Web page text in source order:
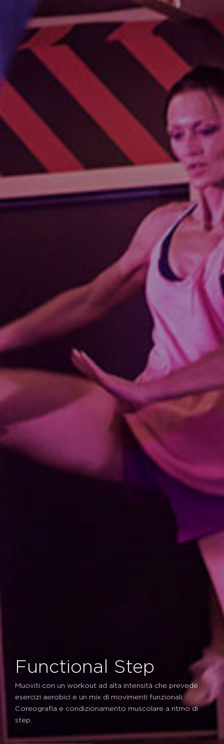
Functional Step
Muoviti con un workout ad alta intensità che prevede
esercizi aerobici e un mix di movimenti funzionali.
Coreografia e condizionamento muscolare a ritmo di
step.